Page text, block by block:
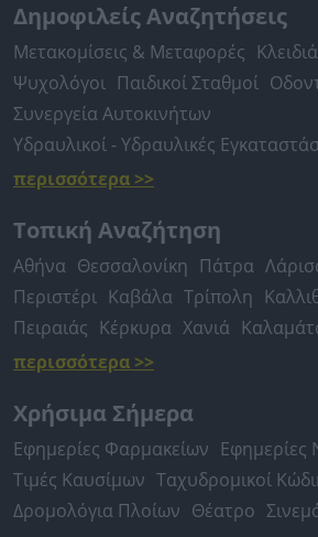
Δημοφιλείς Αναζητήσεις
Μετακομίσεις & Μεταφορές
Ψυχολόγοι Παιδικοί Σταθμοί
Συνεργεία Αυτοκινήτων
Υδραυλικοί - Υδραυλικές
περισσότερα >>
Τοπική Αναζήτηση
Αθήνα Θεσσαλονίκη Πάτρα
Περιστέρι Καβάλα Τρίπολη
Πειραιάς Κέρκυρα Χανιά
περισσότερα >>
Χρήσιμα Σήμερα
Εφημερίες Φαρμακείων Εφημερίες
Τιμές Καυσίμων Ταχυδρομικοί
Δρομολόγια Πλοίων Θέατρο